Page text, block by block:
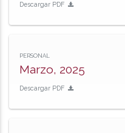
Descargar PDF
PERSONAL
Marzo, 2025
Descargar PDF